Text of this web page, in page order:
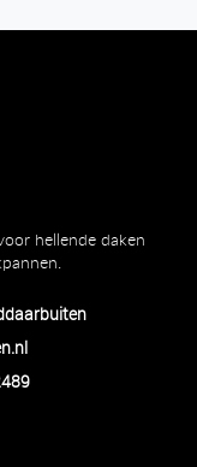
hellende daken